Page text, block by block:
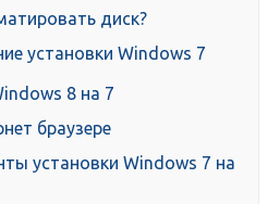
диск?
установки Windows 7
8 на 7
браузере
установки Windows 7 на